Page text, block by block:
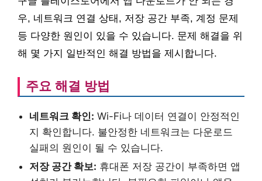
우, 네트워크 연결 상태, 저장 공간 부족, 계정 문제
등 다양한 원인이 있을 수 있습니다. 문제 해결을 위
해 몇 가지 일반적인 해결 방법을 제시합니다.
주요 해결 방법
네트워크 확인: Wi-Fi나 데이터 연결이 안정적인
지 확인합니다. 불안정한 네트워크는 다운로드
실패의 원인이 될 수 있습니다.
저장 공간 확보: 휴대폰 저장 공간이 부족하면 앱